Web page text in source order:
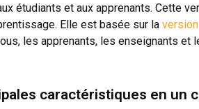
étudiants et aux apprenants. Cette
Elle est basée sur la
les apprenants, les enseignants
caractéristiques en un